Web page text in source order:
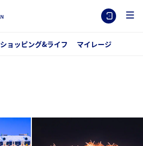
ショッピング&ライフ マイレージ